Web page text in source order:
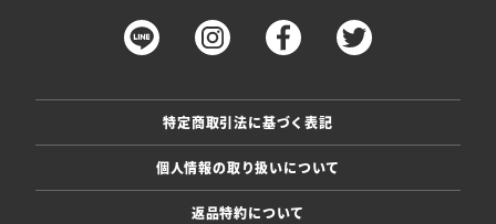
特定商取引法に基づく表記
個人情報の取り扱いについて
返品特約について